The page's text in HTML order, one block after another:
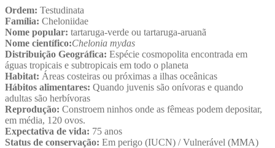
Ordem: Testudinata
Família: Cheloniidae
Nome popular: tartaruga-verde ou tartaruga-aruanã
Nome científico:Chelonia mydas
Distribuição Geográfica: Espécie cosmopolita encontrada em
águas tropicais e subtropicais em todo o planeta
Habitat: Áreas costeiras ou próximas a ilhas oceânicas
Hábitos alimentares: Quando juvenis são onívoras e quando
adultas são herbívoras
Reprodução: Constroem ninhos onde as fêmeas podem depositar,
em média, 120 ovos.
Expectativa de vida: 75 anos
Status de conservação: Em perigo (IUCN) / Vulnerável (MMA)